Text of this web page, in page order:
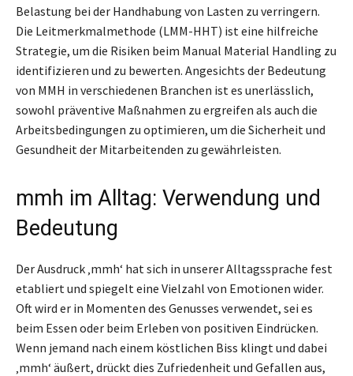
Belastung bei der Handhabung von Lasten zu verringern.
Die Leitmerkmalmethode (LMM-HHT) ist eine hilfreiche
Strategie, um die Risiken beim Manual Material Handling zu
identifizieren und zu bewerten. Angesichts der Bedeutung
von MMH in verschiedenen Branchen ist es unerlässlich,
sowohl präventive Maßnahmen zu ergreifen als auch die
Arbeitsbedingungen zu optimieren, um die Sicherheit und
Gesundheit der Mitarbeitenden zu gewährleisten.
mmh im Alltag: Verwendung und
Bedeutung
Der Ausdruck ‚mmh‘ hat sich in unserer Alltagssprache fest
etabliert und spiegelt eine Vielzahl von Emotionen wider.
Oft wird er in Momenten des Genusses verwendet, sei es
beim Essen oder beim Erleben von positiven Eindrücken.
Wenn jemand nach einem köstlichen Biss klingt und dabei
‚mmh‘ äußert, drückt dies Zufriedenheit und Gefallen aus,